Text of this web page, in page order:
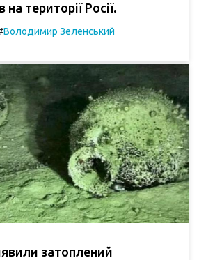
на території Росії.
Володимир Зеленський
затоплений